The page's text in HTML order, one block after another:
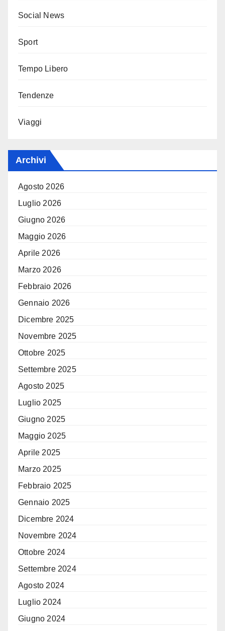
Social News
Sport
Tempo Libero
Tendenze
Viaggi
Archivi
Agosto 2026
Luglio 2026
Giugno 2026
Maggio 2026
Aprile 2026
Marzo 2026
Febbraio 2026
Gennaio 2026
Dicembre 2025
Novembre 2025
Ottobre 2025
Settembre 2025
Agosto 2025
Luglio 2025
Giugno 2025
Maggio 2025
Aprile 2025
Marzo 2025
Febbraio 2025
Gennaio 2025
Dicembre 2024
Novembre 2024
Ottobre 2024
Settembre 2024
Agosto 2024
Luglio 2024
Giugno 2024